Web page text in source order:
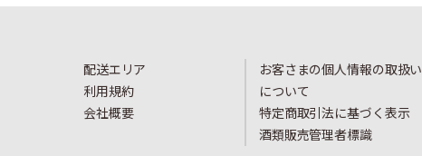
配送エリア
利用規約
会社概要
お客さまの個人情報の取扱い
について
特定商取引法に基づく表示
酒類販売管理者標識